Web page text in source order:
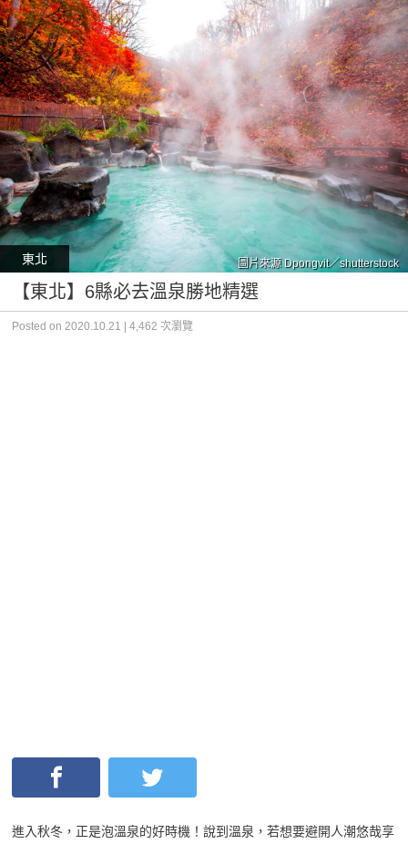
圖片來源 Dpongvit／shutterstock
東北
【東北】6縣必去溫泉勝地精選
Posted on 2020.10.21 | 4,462 次瀏覽
進入秋冬，正是泡溫泉的好時機！說到溫泉，若想要避開人潮悠哉享